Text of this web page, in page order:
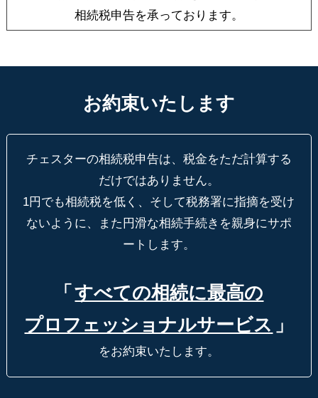
相続税申告を承っております。
お約束いたします
チェスターの相続税申告は、税金をただ計算する
だけではありません。
1円でも相続税を低く、そして税務署に指摘を受け
ないように、
また円滑な相続手続きを親身にサポ
ートします。
「 すべての相続に最高の
プロフェッショナルサービス 」
をお約束いたします。